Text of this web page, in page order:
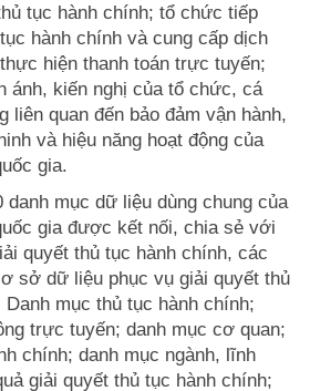
tục hành chính; tổ chức tiếp
hành chính và cung cấp dịch
hiện thanh toán trực tuyến;
ánh, kiến nghị của tổ chức, cá
liên quan đến bảo đảm vận hành,
và hiệu năng hoạt động của
gia.
danh mục dữ liệu dùng chung của
gia được kết nối, chia sẻ với
quyết thủ tục hành chính, các
sở dữ liệu phục vụ giải quyết thủ
mục thủ tục hành chính;
trực tuyến; danh mục cơ quan;
chính; danh mục ngành, lĩnh
giải quyết thủ tục hành chính;